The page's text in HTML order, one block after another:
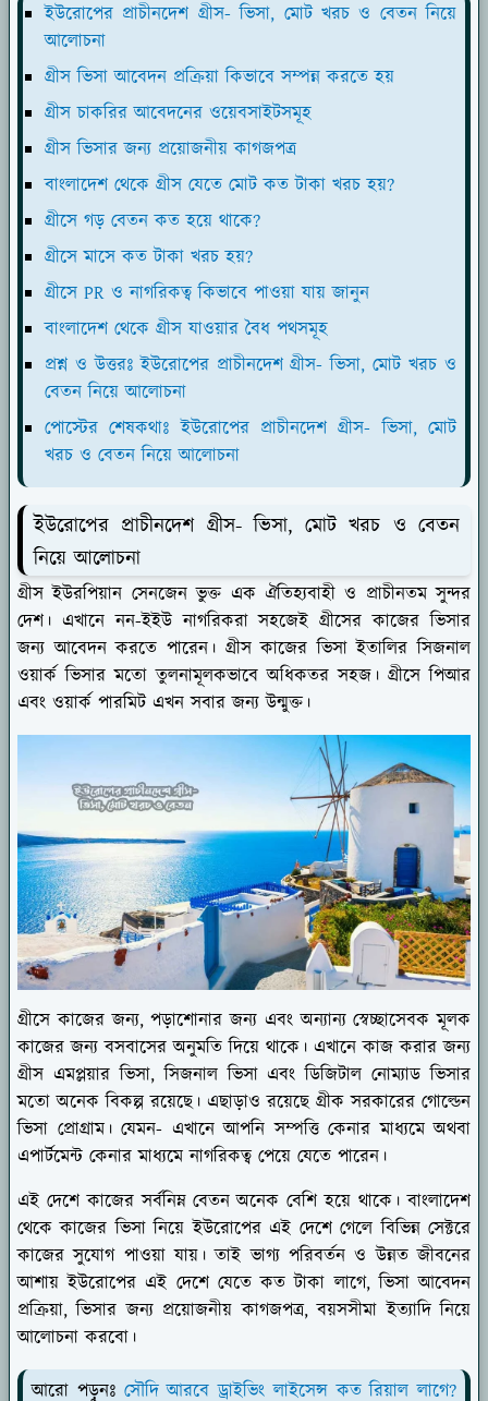
ইউরোপের প্রাচীনদেশ গ্রীস- ভিসা, মোট খরচ ও বেতন নিয়ে
আলোচনা
গ্রীস ভিসা আবেদন প্রক্রিয়া কিভাবে সম্পন্ন করতে হয়
গ্রীস চাকরির আবেদনের ওয়েবসাইটসমূহ
গ্রীস ভিসার জন্য প্রয়োজনীয় কাগজপত্র
বাংলাদেশ থেকে গ্রীস যেতে মোট কত টাকা খরচ হয়?
গ্রীসে গড় বেতন কত হয়ে থাকে?
গ্রীসে মাসে কত টাকা খরচ হয়?
গ্রীসে PR ও নাগরিকত্ব কিভাবে পাওয়া যায় জানুন
বাংলাদেশ থেকে গ্রীস যাওয়ার বৈধ পথসমূহ
প্রশ্ন ও উত্তরঃ ইউরোপের প্রাচীনদেশ গ্রীস- ভিসা, মোট খরচ ও
বেতন নিয়ে আলোচনা
পোস্টের শেষকথাঃ ইউরোপের প্রাচীনদেশ গ্রীস- ভিসা, মোট
খরচ ও বেতন নিয়ে আলোচনা
ইউরোপের প্রাচীনদেশ গ্রীস- ভিসা, মোট খরচ ও বেতন
নিয়ে আলোচনা
গ্রীস ইউরপিয়ান সেনজেন ভুক্ত এক ঐতিহ্যবাহী ও প্রাচীনতম সুন্দর
দেশ। এখানে নন-ইইউ নাগরিকরা সহজেই গ্রীসের কাজের ভিসার
জন্য আবেদন করতে পারেন। গ্রীস কাজের ভিসা ইতালির সিজনাল
ওয়ার্ক ভিসার মতো তুলনামূলকভাবে অধিকতর সহজ। গ্রীসে পিআর
এবং ওয়ার্ক পারমিট এখন সবার জন্য উন্মুক্ত।
গ্রীসে কাজের জন্য, পড়াশোনার জন্য এবং অন্যান্য স্বেচ্ছাসেবক মূলক
কাজের জন্য বসবাসের অনুমতি দিয়ে থাকে। এখানে কাজ করার জন্য
গ্রীস এমপ্লয়ার ভিসা, সিজনাল ভিসা এবং ডিজিটাল নোম্যাড ভিসার
মতো অনেক বিকল্প রয়েছে। এছাড়াও রয়েছে গ্রীক সরকারের গোল্ডেন
ভিসা প্রোগ্রাম। যেমন- এখানে আপনি সম্পত্তি কেনার মাধ্যমে অথবা
এপার্টমেন্ট কেনার মাধ্যমে নাগরিকত্ব পেয়ে যেতে পারেন।
এই দেশে কাজের সর্বনিম্ন বেতন অনেক বেশি হয়ে থাকে। বাংলাদেশ
থেকে কাজের ভিসা নিয়ে ইউরোপের এই দেশে গেলে বিভিন্ন সেক্টরে
কাজের সুযোগ পাওয়া যায়। তাই ভাগ্য পরিবর্তন ও উন্নত জীবনের
আশায় ইউরোপের এই দেশে যেতে কত টাকা লাগে, ভিসা আবেদন
প্রক্রিয়া, ভিসার জন্য প্রয়োজনীয় কাগজপত্র, বয়সসীমা ইত্যাদি নিয়ে
আলোচনা করবো।
আরো পড়ুনঃ সৌদি আরবে ড্রাইভিং লাইসেন্স কত রিয়াল লাগে?